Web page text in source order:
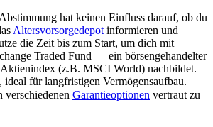
hat keinen Einfluss darauf, ob du
Altersvorsorgedepot informieren und
die Zeit bis zum Start, um dich mit
Traded Fund — ein börsengehandelter
(z.B. MSCI World) nachbildet.
ideal für langfristigen Vermögensaufbau.
verschiedenen Garantieoptionen vertraut zu